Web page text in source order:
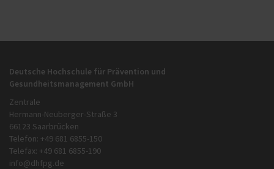
Deutsche Hochschule für Prävention und
Gesundheitsmanagement GmbH
Zentrale
Hermann-Neuberger-Straße 3
66123 Saarbrücken
Telefon: +49 681 6855-150
Telefax: +49 681 6855-190
info@dhfpg.de